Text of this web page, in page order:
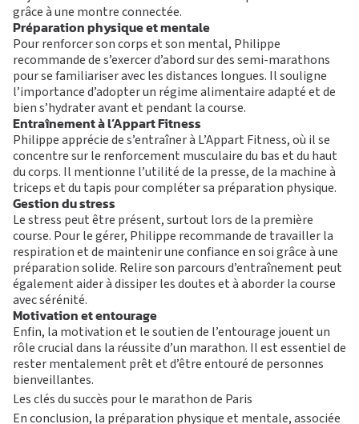
grâce à une montre connectée.
Préparation physique et mentale
Pour renforcer son corps et son mental, Philippe
recommande de s’exercer d’abord sur des semi-marathons
pour se familiariser avec les distances longues. Il souligne
l’importance d’adopter un régime alimentaire adapté et de
bien s’hydrater avant et pendant la course.
Entraînement à l’Appart Fitness
Philippe apprécie de s’entraîner à L’Appart Fitness, où il se
concentre sur le renforcement musculaire du bas et du haut
du corps. Il mentionne l’utilité de la presse, de la machine à
triceps et du tapis pour compléter sa préparation physique.
Gestion du stress
Le stress peut être présent, surtout lors de la première
course. Pour le gérer, Philippe recommande de travailler la
respiration et de maintenir une confiance en soi grâce à une
préparation solide. Relire son parcours d’entraînement peut
également aider à dissiper les doutes et à aborder la course
avec sérénité.
Motivation et entourage
Enfin, la motivation et le soutien de l’entourage jouent un
rôle crucial dans la réussite d’un marathon. Il est essentiel de
rester mentalement prêt et d’être entouré de personnes
bienveillantes.
Les clés du succès pour le marathon de Paris
En conclusion, la préparation physique et mentale, associée